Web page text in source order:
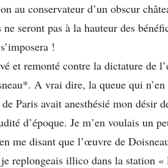
au conservateur d’un obscur
seront pas à la hauteur des
!
et remonté contre la dictature de
A vrai dire, la queue qui
Paris avait anesthésié mon désir
d’époque. Je m’en voulais un
me disant que l’œuvre de
replongeais illico dans la station